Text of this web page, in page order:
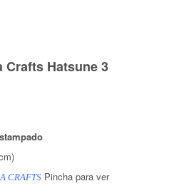
Crafts Hatsune 3
CRAFTS Pincha para ver